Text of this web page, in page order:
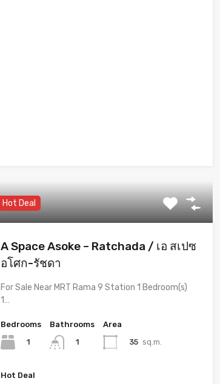
Hot Deal
A Space Asoke – Ratchada / เอ สเปซ
อโศก-รัชดา
For Sale Near MRT Rama 9 Station 1 Bedroom(s)
1…
Bedrooms
1
Bathrooms
1
Area
35 sq.m.
Hot Deal